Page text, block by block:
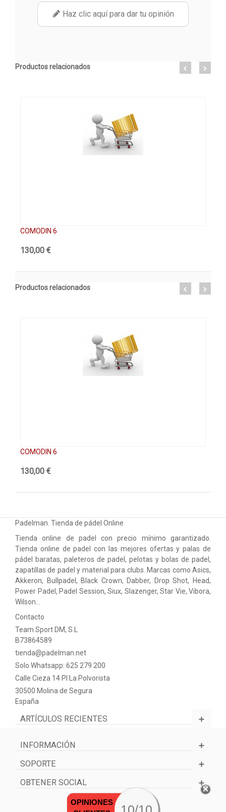
Haz clic aquí para dar tu opinión
Productos relacionados
COMODIN 6
130,00 €
Productos relacionados
COMODIN 6
130,00 €
Padelman. Tienda de pádel Online
Tienda online de padel con precio mínimo garantizado.
Tienda online de padel con las mejores ofertas y palas de
pádel baratas, paleteros de padel, pelotas y bolas de padel,
zapatillas de padel y material para clubs. Marcas como Asics,
Akkeron, Bullpadel, Black Crown, Dabber, Drop Shot, Head,
Power Padel, Padel Session, Siux, Slazenger, Star Vie, Vibora,
Wilson…
Contacto
Team Sport DM, S.L
B73864589
tienda@padelman.net
Solo Whatsapp: 625 279 200
Calle Cieza 14 PI La Polvorista
30500 Molina de Segura
España
ARTÍCULOS RECIENTES
INFORMACIÓN
SOPORTE
OBTENER SOCIAL
OPINIONES